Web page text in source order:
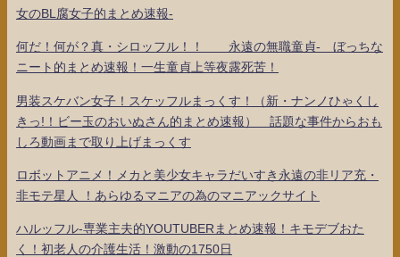
女のBL腐女子的まとめ速報-
何だ！何が？真・シロッフル！！ 永遠の無職童貞- ぼっちな
ニート的まとめ速報！一生童貞上等夜露死苦！
男装スケバン女子！スケッフルまっくす！（新・ナンノひゃくし
きっ!！ビー玉のおいぬさん的まとめ速報） 話題な事件からおも
しろ動画まで取り上げまっくす
ロボットアニメ！メカと美少女キャラだいすき永遠の非リア充・
非モテ星人 ！あらゆるマニアの為のマニアックサイト
ハルッフル-専業主夫的YOUTUBERまとめ速報！キモデブおた
く！初老人の介護生活！激動の1750日